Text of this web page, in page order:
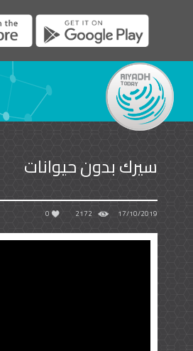
سيرك بدون حيوانات
17/10/2019
2172
0